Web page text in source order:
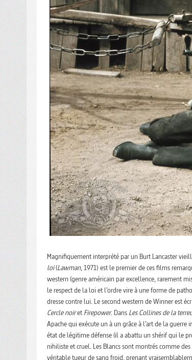
Magnifiquement interprété par un Burt Lancaster
loi(Lawman, 1971) est le premier de ces films
western (genre américain par excellence, rarement
le respect de la loi et l’ordre vire à une forme de
dresse contre lui. Le second western de Winner est
Cercle noiret Firepower. Dans Les Collines de la
Apache qui exécute un à un grâce à l’art de la
état de légitime défense (il a abattu un shérif qui le
nihiliste et cruel. Les Blancs sont montrés comme
véritable tueur de sang froid, prenant